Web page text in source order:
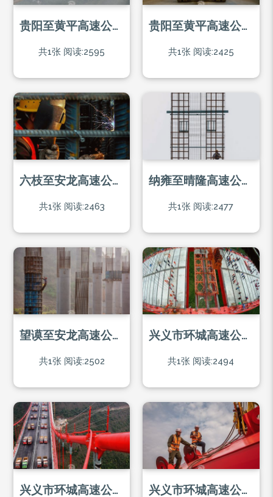
贵阳至黄平高速公路阳宝山大桥建设者
共1张 阅读:2595
贵阳至黄平高速公路阳宝山大桥施工现场
共1张 阅读:2425
六枝至安龙高速公路花江峡谷大桥上的建设者
共1张 阅读:2463
纳雍至晴隆高速公路牂柯江大桥建设者
共1张 阅读:2477
望谟至安龙高速公路册亨高洛段的建设者
共1张 阅读:2502
兴义市环城高速公路峰林大桥合龙现场
共1张 阅读:2494
兴义市环城高速公路峰林大桥荷载测试现场 兴义市环城高速公路峰林大桥建设现场